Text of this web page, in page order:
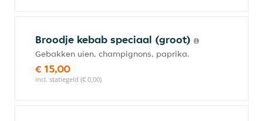
Broodje kebab speciaal (groot)
Gebakken uien, champignons, paprika.
€ 15,00
incl. statiegeld (€ 0,00)